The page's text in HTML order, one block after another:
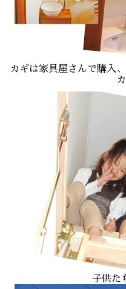
カギは家具屋さんで購入
子供た